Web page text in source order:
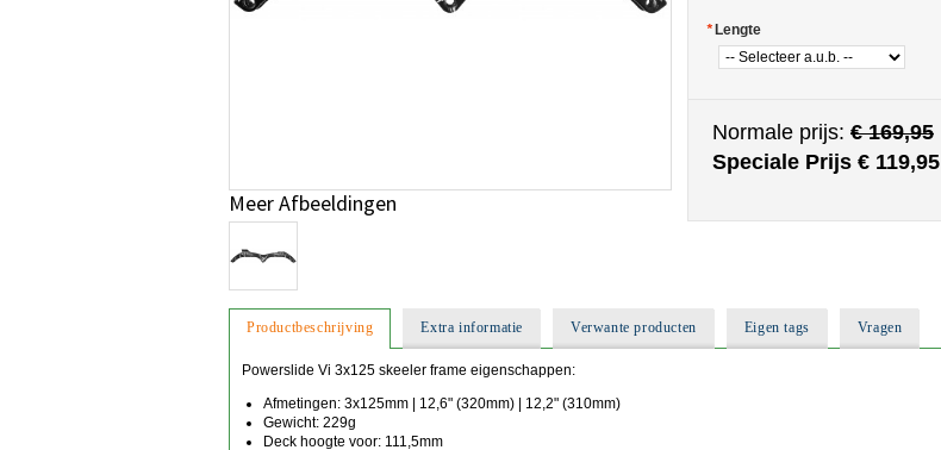
* Lengte
Normale prijs: € 169,95
Speciale Prijs € 119,95
Meer Afbeeldingen
Productbeschrijving Extra informatie Verwante producten Eigen tags Vragen
Powerslide Vi 3x125 skeeler frame eigenschappen:
Afmetingen: 3x125mm | 12,6" (320mm) | 12,2" (310mm)
Gewicht: 229g
Deck hoogte voor: 111,5mm